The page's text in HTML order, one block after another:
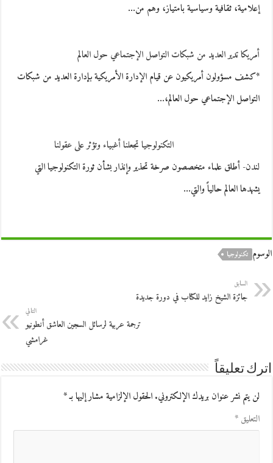
إعلامية، ثقافية وسياسية بامتياز، وهم من…
أمريكا تدير العديد من شبكات التواصل الإجتماعي حول العالم
*كشف مسؤولون أمريكيون عن قيام الإدارة الأمريكية بإدارة العديد من شبكات
التواصل الإجتماعي حول العالم،…
التكنولوجيا تجعلنا أغبياء وتؤثر على عقولنا
لندن- أطلق علماء متخصصون صرخة تحذير وإنذار بشأن ثورة التكنولوجيا التي
يشهدها العالم حالياً والتي…
الوسوم تكنولوجيا
السابق
جائزة الشيخ زايد للكتاب في دورة جديدة
التالي
ترجمة عربية لرسائل السجين العاشق أنطونيو
غرامشي
اترك تعليقاً
لن يتم نشر عنوان بريدك الإلكتروني.الحقول الإلزامية مشار إليها بـ*
التعليق*